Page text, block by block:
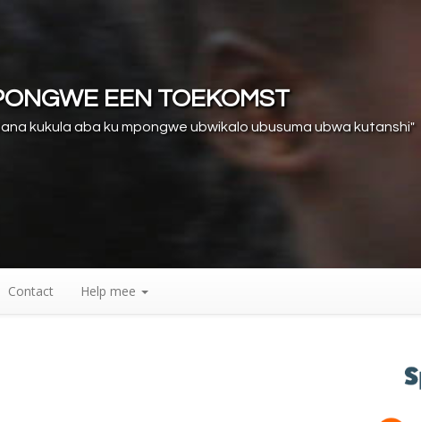
EEN TOEKOMST
kukula aba ku mpongwe ubwikalo ubusuma ubwa kutanshi"
Contact Help mee